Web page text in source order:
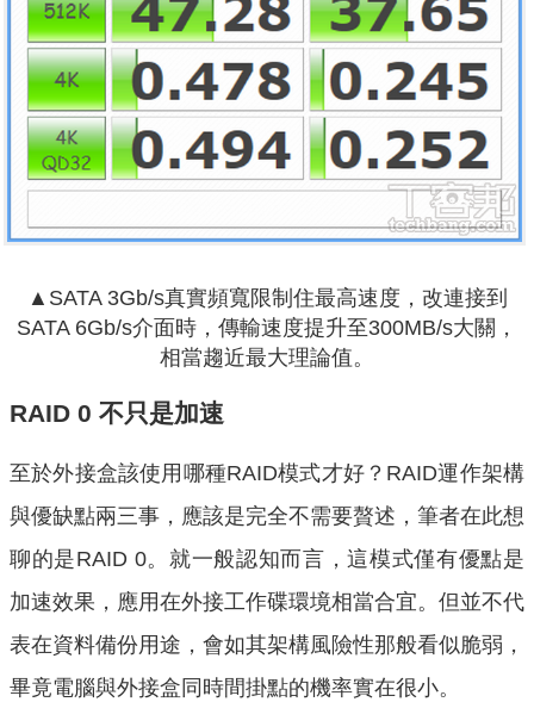
▲SATA 3Gb/s真實頻寬限制住最高速度，改連接到
SATA 6Gb/s介面時，傳輸速度提升至300MB/s大關，
相當趨近最大理論值。
RAID 0 不只是加速
至於外接盒該使用哪種RAID模式才好？RAID運作架構
與優缺點兩三事，應該是完全不需要贅述，筆者在此想
聊的是RAID 0。就一般認知而言，這模式僅有優點是
加速效果，應用在外接工作碟環境相當合宜。但並不代
表在資料備份用途，會如其架構風險性那般看似脆弱，
畢竟電腦與外接盒同時間掛點的機率實在很小。